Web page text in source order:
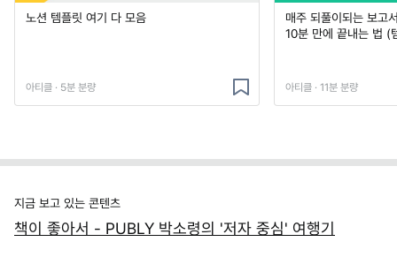
노션 템플릿 여기 다 모음
아티클 · 5분 분량
매주 되풀이되는 보고
10분 만에 끝내는 법 (
아티클 · 11분 분량
지금 보고 있는 콘텐츠
책이 좋아서 - PUBLY 박소령의 '저자 중심' 여행기